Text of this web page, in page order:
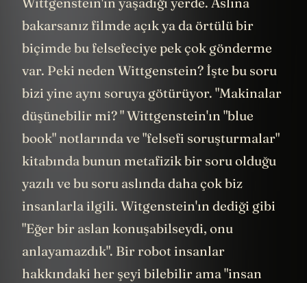
bakarsanız filmde açık ya da örtülü bir
biçimde bu felsefeciye pek çok gönderme
var. Peki neden Wittgenstein? İşte bu soru
bizi yine aynı soruya götürüyor. "Makinalar
düşünebilir mi? " Wittgenstein'ın "blue
book" notlarında ve "felsefi soruşturmalar"
kitabında bunun metafizik bir soru olduğu
yazılı ve bu soru aslında daha çok biz
insanlarla ilgili. Witgenstein'ın dediği gibi
"Eğer bir aslan konuşabilseydi, onu
anlayamazdık". Bir robot insanlar
hakkındaki her şeyi bilebilir ama "insan